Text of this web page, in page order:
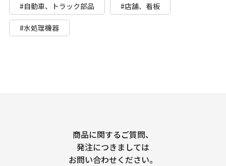
#自動車、トラック部品 #店舗、看板
#水処理機器
商品に関するご質問、
発注につきましては
お問い合わせください。